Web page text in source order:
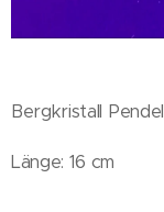
Bergkristall Pendel
Länge: 16 cm